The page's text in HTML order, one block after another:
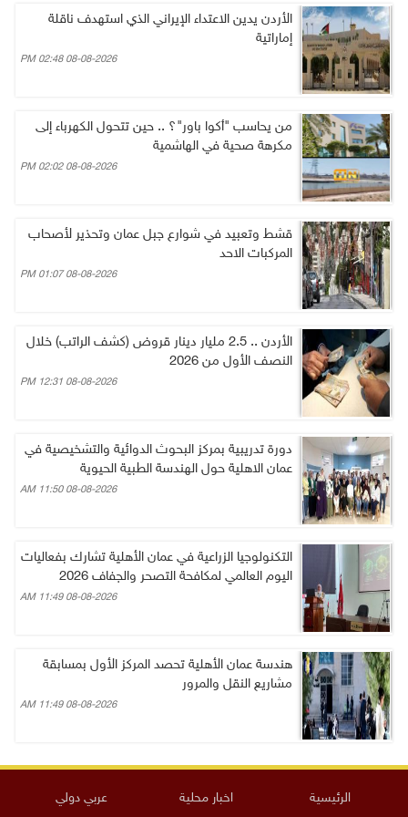
الأردن يدين الاعتداء الإيراني الذي استهدف ناقلة
إماراتية
08-08-2026 02:48 PM
من يحاسب "أكوا باور"؟ .. حين تتحول الكهرباء إلى
مكرهة صحية في الهاشمية
08-08-2026 02:02 PM
قشط وتعبيد في شوارع جبل عمان وتحذير لأصحاب
المركبات الاحد
08-08-2026 01:07 PM
الأردن .. 2.5 مليار دينار قروض (كشف الراتب) خلال
النصف الأول من 2026
08-08-2026 12:31 PM
دورة تدريبية بمركز البحوث الدوائية والتشخيصية في
عمان الاهلية حول الهندسة الطبية الحيوية
08-08-2026 11:50 AM
التكنولوجيا الزراعية في عمان الأهلية تشارك بفعاليات
اليوم العالمي لمكافحة التصحر والجفاف 2026
08-08-2026 11:49 AM
هندسة عمان الأهلية تحصد المركز الأول بمسابقة
مشاريع النقل والمرور
08-08-2026 11:49 AM
الرئيسية اخبار محلية عربي دولي